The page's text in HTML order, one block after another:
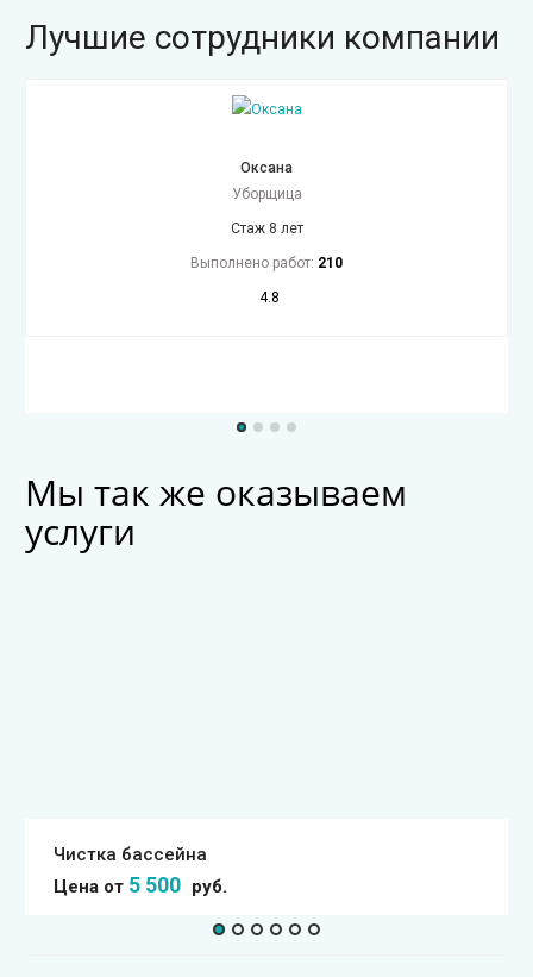
Лучшие сотрудники компании
Оксана
Уборщица
Стаж 8 лет
Выполнено работ: 210
4.8
Мы так же оказываем
услуги
Глажка белья на дому
Цена от 500 руб.